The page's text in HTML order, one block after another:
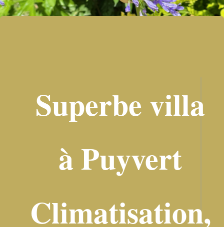
Superbe villa
à Puyvert
Climatisation,